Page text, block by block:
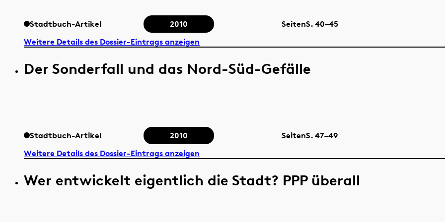
Stadtbuch-Artikel 2010 SeitenS.40–45
Weitere Details des Dossier-Eintrags anzeigen
Der Sonderfall und das Nord-Süd-Gefälle
Stadtbuch-Artikel 2010 SeitenS.47–49
Weitere Details des Dossier-Eintrags anzeigen
Wer entwickelt eigentlich die Stadt? PPP überall